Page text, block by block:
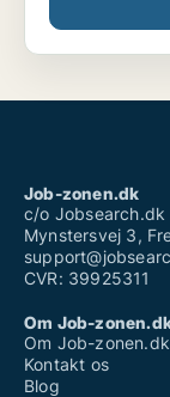
Job-zonen.dk
c/o Jobsearch.dk
Mynstersvej 3,
CVR: 39925311
Om Job-
Om Job-zonen.dk
Kontakt os
Blog